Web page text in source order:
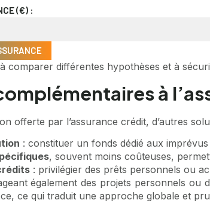
(€) :
comparer différentes hypothèses et à
à
offerte par l’assurance crédit, d’autres
: constituer un fonds dédié aux
, souvent moins coûteuses,
: privilégier des prêts personnels ou
également des projets personnels
, ce qui traduit une approche globale et